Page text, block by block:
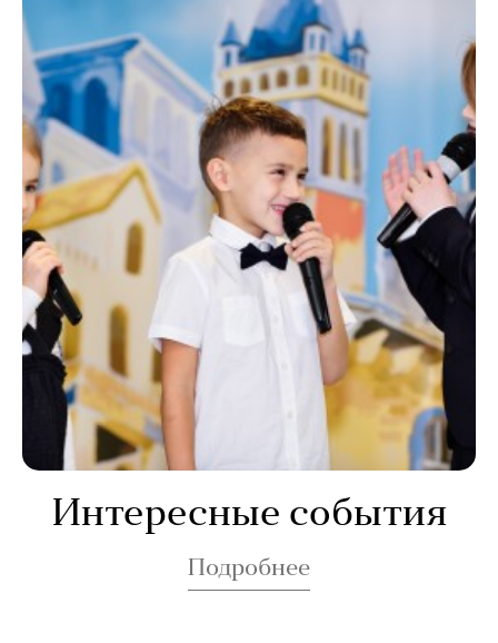
Интересные события
Подробнее